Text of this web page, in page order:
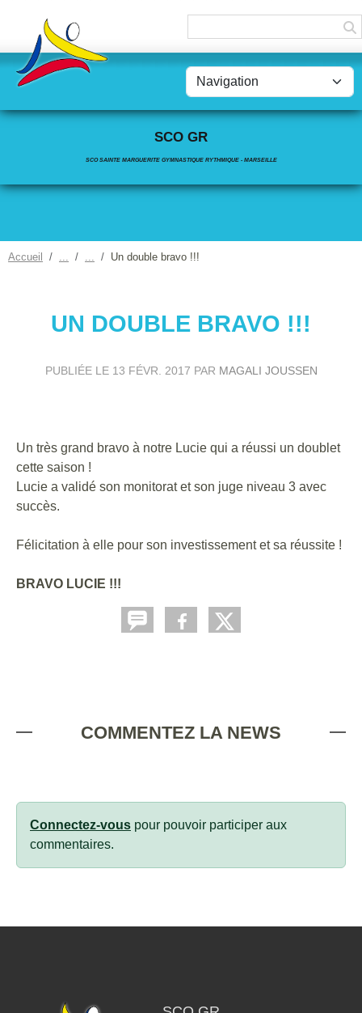
SCO GR
SCO SAINTE MARGUERITE GYMNASTIQUE RYTHMIQUE - MARSEILLE
Accueil Un double bravo !!!
UN DOUBLE BRAVO !!!
PUBLIÉE LE 13 FÉVR. 2017 PAR MAGALI JOUSSEN
Un très grand bravo à notre Lucie qui a réussi un doublet
cette saison !
Lucie a validé son monitorat et son juge niveau 3 avec
succès.
Félicitation à elle pour son investissement et sa réussite !
BRAVO LUCIE !!!
COMMENTEZ LA NEWS
Connectez-vous pour pouvoir participer aux
commentaires.